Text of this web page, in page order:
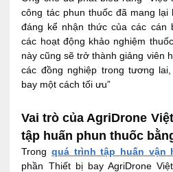
công tác phun thuốc đã mang
đáng kể nhận thức của các cán
các hoạt động khảo nghiệm
này cũng sẽ trở thành giảng viên
các đồng nghiệp trong tương
bay một cách tối ưu”
Vai trò của AgriDrone
tập huấn phun thuốc
Trongquá trình tập huấn vận
phần Thiết bị bay AgriDrone